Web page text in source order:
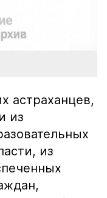
астраханцев,
из
из